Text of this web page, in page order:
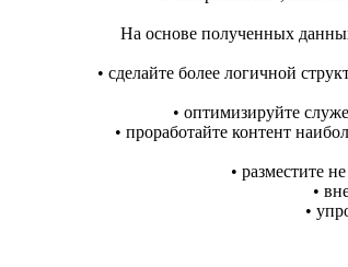
На основе полученных
• сделайте более логичной
• оптимизируйте
• проработайте контент
• разместите
•
•